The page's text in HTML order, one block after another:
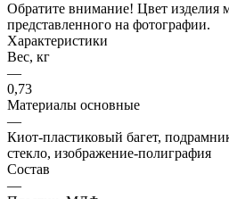
Обратите внимание! Цвет изделия
представленного на фотографии.
Характеристики
Вес, кг
—
0,73
Материалы основные
—
Киот-пластиковый багет,
стекло, изображение-полиграфия
Состав
—